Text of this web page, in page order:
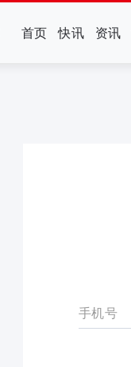
首页 快讯 资讯
手机号